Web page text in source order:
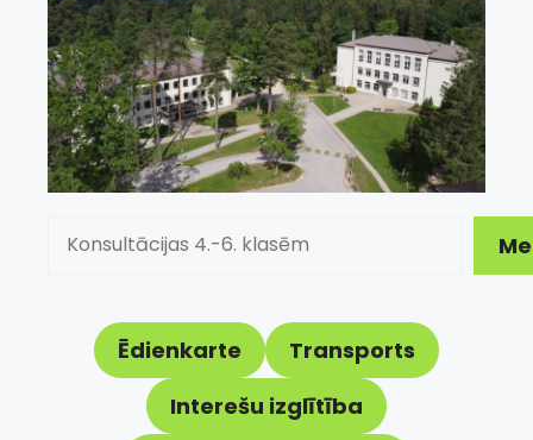
Ēdienkarte
Transports
Interešu izglītība